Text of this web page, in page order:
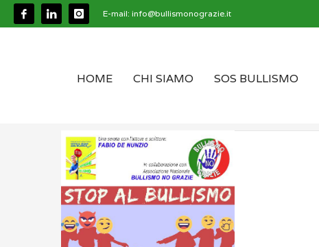
E-mail: info@bullismonograzie.it
HOME CHI SIAMO SOS BULLISMO